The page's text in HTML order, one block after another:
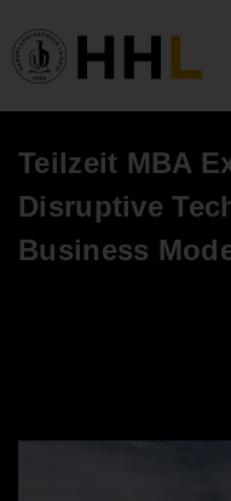
Teilzeit MBA
Disruptive
Business